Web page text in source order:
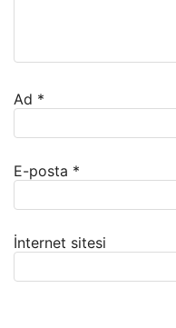
Ad *
E-posta *
İnternet sitesi